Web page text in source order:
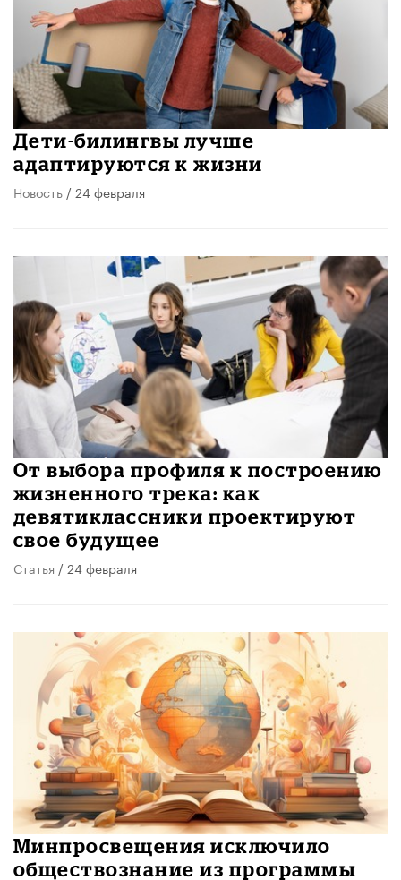
Дети-билингвы лучше
адаптируются к жизни
Новость / 24 февраля
От выбора профиля к построению
жизненного трека: как
девятиклассники проектируют
свое будущее
Статья / 24 февраля
Минпросвещения исключило
обществознание из программы